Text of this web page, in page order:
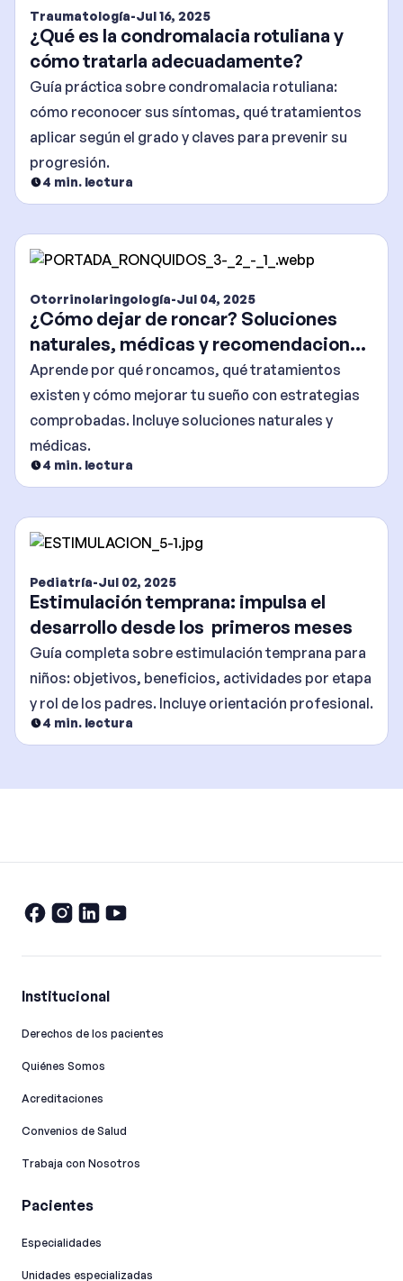
Traumatología-Jul 16, 2025
¿Qué es la condromalacia rotuliana y
cómo tratarla adecuadamente?
Guía práctica sobre condromalacia rotuliana:
cómo reconocer sus síntomas, qué tratamientos
aplicar según el grado y claves para prevenir su
progresión.
4 min. lectura
Otorrinolaringología-Jul 04, 2025
¿Cómo dejar de roncar? Soluciones
naturales, médicas y recomendaciones
efectivas
Aprende por qué roncamos, qué tratamientos
existen y cómo mejorar tu sueño con estrategias
comprobadas. Incluye soluciones naturales y
médicas.
4 min. lectura
Pediatría-Jul 02, 2025
Estimulación temprana: impulsa el
desarrollo desde los primeros meses
Guía completa sobre estimulación temprana para
niños: objetivos, beneficios, actividades por etapa
y rol de los padres. Incluye orientación profesional.
4 min. lectura
Institucional
Derechos de los pacientes
Quiénes Somos
Acreditaciones
Convenios de Salud
Trabaja con Nosotros
Pacientes
Especialidades
Unidades especializadas